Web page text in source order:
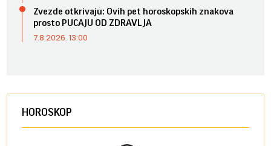
Zvezde otkrivaju: Ovih pet horoskopskih znakova
prosto PUCAJU OD ZDRAVLJA
7.8.2026. 13:00
HOROSKOP